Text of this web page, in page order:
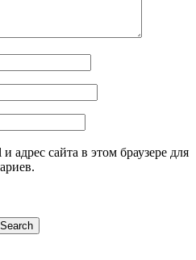
адрес сайта в этом браузере для
Search